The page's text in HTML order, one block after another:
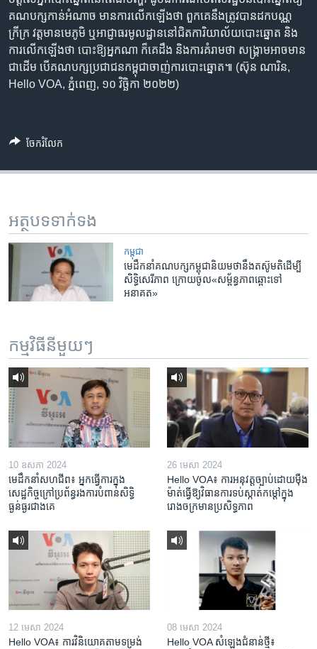
ស្វែង​
រក
គណបក្ស​កាន់​អំណាច មាន​ការលើក​ឡើង​ថា ពួកគេ​នឹង​ត្រូវបាន​ដក​បណ្ណ
ក្រីក្រ វត្តមាន​មេភូមិ ឬ​អាជ្ញាធរ​មូលដ្ឋាន​នៅ​ជិត​ការិយាល័យ​បោះឆ្នោត និង​
ការលើក​ឡើង​ថា បោះ​ឱ្យ​អ្នក​ណា ក៏​គេ​ដឹង និង​ការគំរាម​ថា សង្គ្រាម​អាច​មាន​
ជាដើម បើ​គណបក្ស​ប្រជាជន​កម្ពុជា​ចាញ់​ការបោះឆ្នោត៕ (ស៊ុន ណារិន,
Hello VOA, ភ្នំពេញ, ១០ វិច្ឆិកា ២០២២)
ចែករំលែក
អត្ថបទ​ទាក់ទង
កម្ពុជា
មេដឹកនាំ​គណបក្ស​កម្ពុជា​និយម​ថា​នឹង​តស៊ូ​មតិ​ដើម្បី​
សិទ្ធិ​សេរី​ភាព ​ក្រោយ​ចូល​«សម្ព័ន្ធភាព​ឆ្ពោះ​ទៅ​
អនាគត»
កម្មវិធី​នីមួយៗ
10 ឧសភា 2024
មេដឹកនាំសហជីព៖ អ្នកធ្វើការក្នុង
សេដ្ឋកិច្ចក្រៅប្រព័ន្ធរងការបំពានសិទ្ធិ
ធ្ងន់ធ្ងរជាងគេ
26 មេសា 2024
Hello VOA៖ ការអនុវត្ត​ច្បាប់​ដោយ​ម៉ឺង
ម៉ាត់​ធ្វើ​ឱ្យ​វិធានការ​ទប់ស្កាត់​កម្តៅ​ក្នុង​
រោងចក្រ​មាន​ប្រសិទ្ធភាព​​
12 មេសា 2024
Hello VOA៖ ការ​វិនិយោគ​តាម​ទម្រង់ ​
08 មេសា 2024
Hello VOA សំឡេង​ជំនាន់​ថ្មី៖